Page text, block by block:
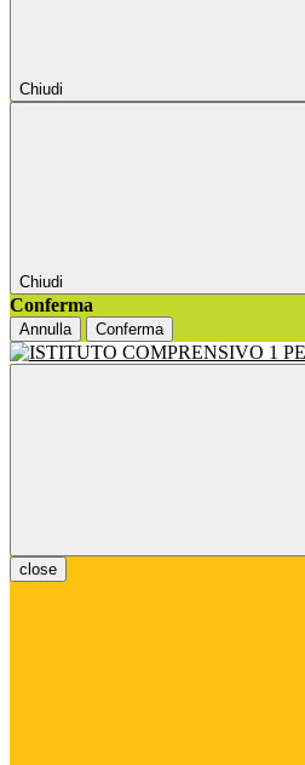
Chiudi
Chiudi
Conferma
Annulla Conferma
close